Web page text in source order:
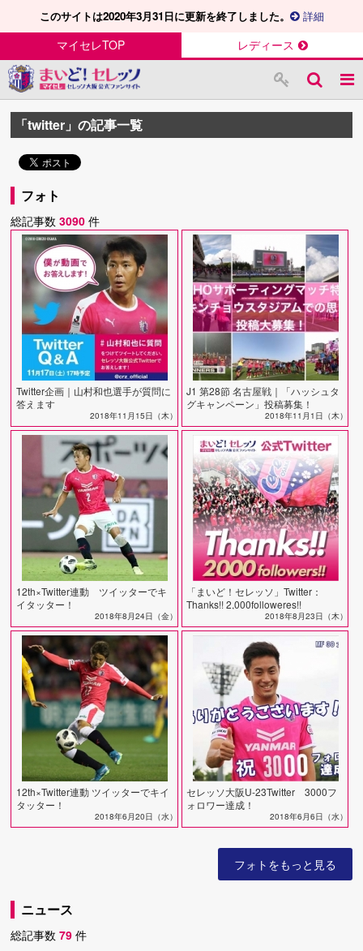
このサイトは2020年3月31日に更新を終了しました。 詳細
マイセレTOP レディース
「twitter」の記事一覧
フォト
総記事数3090 件
Twitter企画｜山村和也選手が質問に
答えます
2018年11月15日（木）
J1 第28節 名古屋戦｜「ハッシュタ
グキャンペーン」投稿募集！
2018年11月1日（木）
12th×Twitter連動 ツイッターでキ
イタッター！
2018年8月24日（金）
「まいど！セレッソ」Twitter：
Thanks!! 2,000followeres!!
2018年8月23日（木）
12th×Twitter連動 ツイッターでキイ
タッター！
2018年6月20日（水）
セレッソ大阪U-23Twitter 3000フ
ォロワー達成！
2018年6月6日（水）
フォトをもっと見る
ニュース
総記事数79 件